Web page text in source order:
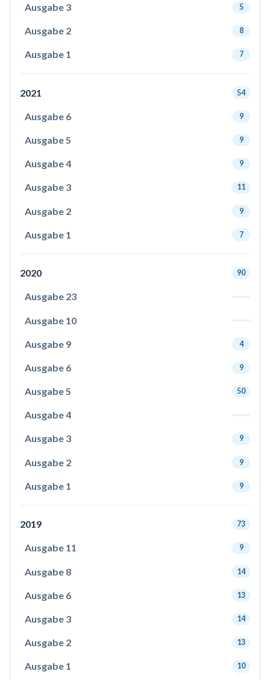
Ausgabe 3 5
Ausgabe 2 8
Ausgabe 1 7
2021 54
Ausgabe 6 9
Ausgabe 5 9
Ausgabe 4 9
Ausgabe 3 11
Ausgabe 2 9
Ausgabe 1 7
2020 90
Ausgabe 23
Ausgabe 10
Ausgabe 9 4
Ausgabe 6 9
Ausgabe 5 50
Ausgabe 4
Ausgabe 3 9
Ausgabe 2 9
Ausgabe 1 9
2019 73
Ausgabe 11 9
Ausgabe 8 14
Ausgabe 6 13
Ausgabe 3 14
Ausgabe 2 13
Ausgabe 1 10